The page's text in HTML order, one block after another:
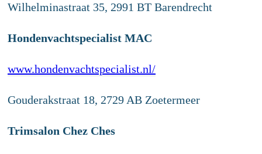
Wilhelminastraat 35, 2991 BT Barendrecht
Hondenvachtspecialist MAC
www.hondenvachtspecialist.nl/
Gouderakstraat 18, 2729 AB Zoetermeer
Trimsalon Chez Ches